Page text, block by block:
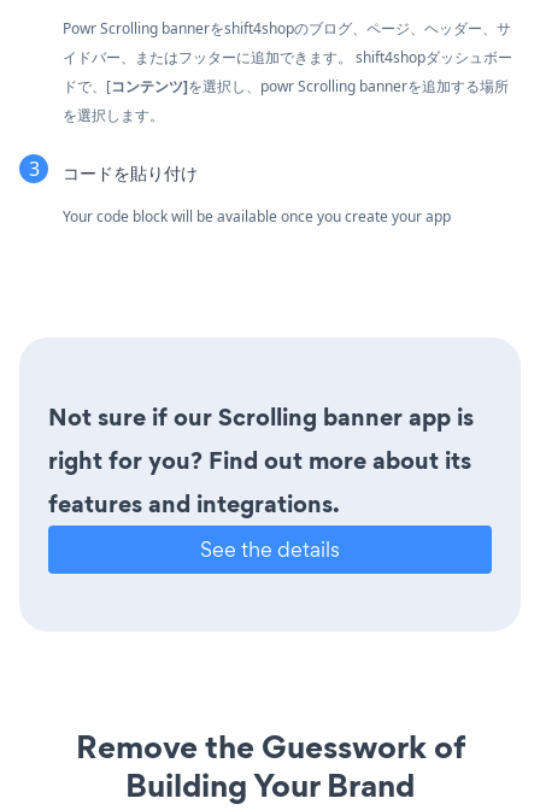
Powr Scrolling bannerをshift4shopのブログ、ページ、ヘッダー、サ
イドバー、またはフッターに追加できます。 shift4shopダッシュボー
ドで、[コンテンツ]を選択し、powr Scrolling bannerを追加する場所
を選択します。
コードを貼り付け
Your code block will be available once you create your app
Not sure if our Scrolling banner app is
right for you? Find out more about its
features and integrations.
See the details
Remove the Guesswork of
Building Your Brand